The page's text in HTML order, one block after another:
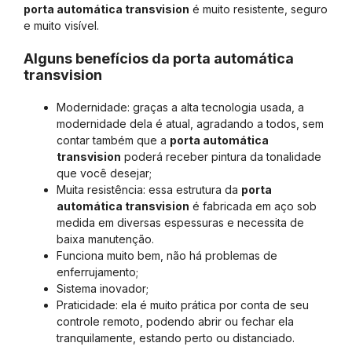
porta automática transvision é muito resistente, seguro
e muito visível.
Alguns benefícios da porta automática
transvision
Modernidade: graças a alta tecnologia usada, a
modernidade dela é atual, agradando a todos, sem
contar também que a porta automática
transvision poderá receber pintura da tonalidade
que você desejar;
Muita resistência: essa estrutura da porta
automática transvision é fabricada em aço sob
medida em diversas espessuras e necessita de
baixa manutenção.
Funciona muito bem, não há problemas de
enferrujamento;
Sistema inovador;
Praticidade: ela é muito prática por conta de seu
controle remoto, podendo abrir ou fechar ela
tranquilamente, estando perto ou distanciado.